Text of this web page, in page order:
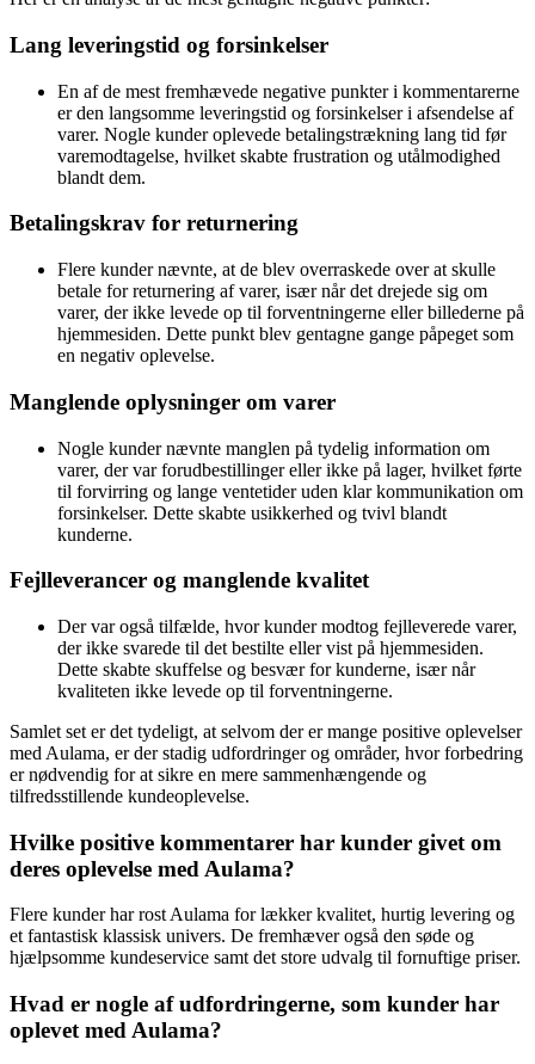
Lang leveringstid og forsinkelser
En af de mest fremhævede negative punkter i kommentarerne
er den langsomme leveringstid og forsinkelser i afsendelse af
varer. Nogle kunder oplevede betalingstrækning lang tid før
varemodtagelse, hvilket skabte frustration og utålmodighed
blandt dem.
Betalingskrav for returnering
Flere kunder nævnte, at de blev overraskede over at skulle
betale for returnering af varer, især når det drejede sig om
varer, der ikke levede op til forventningerne eller billederne på
hjemmesiden. Dette punkt blev gentagne gange påpeget som
en negativ oplevelse.
Manglende oplysninger om varer
Nogle kunder nævnte manglen på tydelig information om
varer, der var forudbestillinger eller ikke på lager, hvilket førte
til forvirring og lange ventetider uden klar kommunikation om
forsinkelser. Dette skabte usikkerhed og tvivl blandt
kunderne.
Fejlleverancer og manglende kvalitet
Der var også tilfælde, hvor kunder modtog fejlleverede varer,
der ikke svarede til det bestilte eller vist på hjemmesiden.
Dette skabte skuffelse og besvær for kunderne, især når
kvaliteten ikke levede op til forventningerne.
Samlet set er det tydeligt, at selvom der er mange positive oplevelser
med Aulama, er der stadig udfordringer og områder, hvor forbedring
er nødvendig for at sikre en mere sammenhængende og
tilfredsstillende kundeoplevelse.
Hvilke positive kommentarer har kunder givet om
deres oplevelse med Aulama?
Flere kunder har rost Aulama for lækker kvalitet, hurtig levering og
et fantastisk klassisk univers. De fremhæver også den søde og
hjælpsomme kundeservice samt det store udvalg til fornuftige priser.
Hvad er nogle af udfordringerne, som kunder har
oplevet med Aulama?